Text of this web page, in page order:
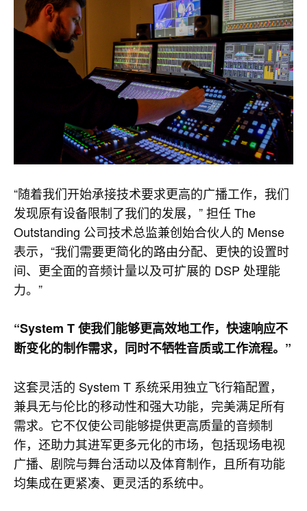
“随着我们开始承接技术要求更高的广播工作，我们
发现原有设备限制了我们的发展，” 担任 The
Outstanding 公司技术总监兼创始合伙人的 Mense
表示，“我们需要更简化的路由分配、更快的设置时
间、更全面的音频计量以及可扩展的 DSP 处理能
力。”
“System T 使我们能够更高效地工作，快速响应不
断变化的制作需求，同时不牺牲音质或工作流程。”
这套灵活的 System T 系统采用独立飞行箱配置，
兼具无与伦比的移动性和强大功能，完美满足所有
需求。它不仅使公司能够提供更高质量的音频制
作，还助力其进军更多元化的市场，包括现场电视
广播、剧院与舞台活动以及体育制作，且所有功能
均集成在更紧凑、更灵活的系统中。